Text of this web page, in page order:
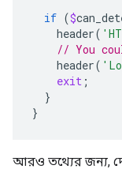
if ($
header(
// You
header(
exit ;
}
}
আরও তথ্যের জন্য,